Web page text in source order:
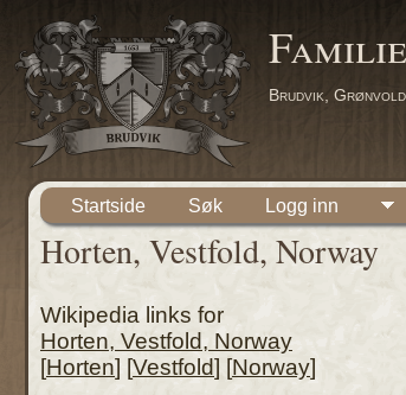
Brudvik,
Startside Søk Logg inn
Horten, Vestfold, Norway
Wikipedia links for
Horten, Vestfold, Norway
[Horten] [Vestfold] [Norway]